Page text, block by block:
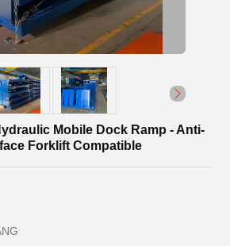
Mobile Dock Ramp - Anti-
Forklift Compatible